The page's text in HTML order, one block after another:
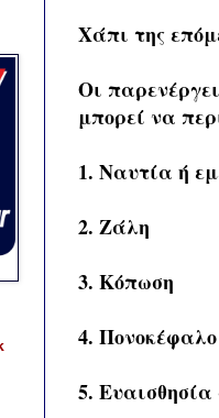
Χάπι της
Οι
μπορεί να
1. Ναυτία ή
2. Ζάλη
3. Κόπωση
4. Πονοκέφαλο
5. Ευαισθησία